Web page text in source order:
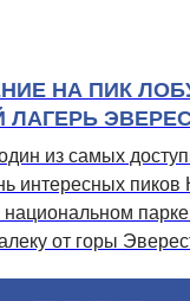
НА ПИК
ЛАГЕРЬ
из самых
интересных пиков
от горы